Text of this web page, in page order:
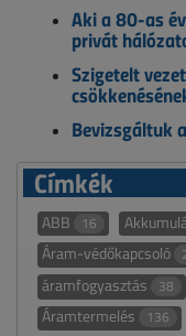
Aki a 80-as
privát
Szigetelt
Bevizsgáltuk
Címkék
ABB 16
Áram-védőkapcsoló
áramfogyasztás 38
Áramtermelés 136